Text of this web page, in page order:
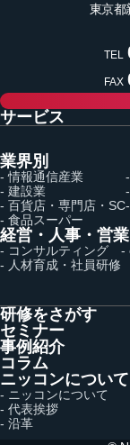
東京都
TEL
FAX
サービス
業界別
- 情報通信産業
- 建設業
- 百貨店・専門店・SC
- 食品スーパー
経営・人事・営
- コンサルティング
- 人材育成・社員研修
-
研修をさがす
セミナー
事例紹介
コラム
ニッコンについて
- ニッコンについて
- 代表挨拶
- 沿革